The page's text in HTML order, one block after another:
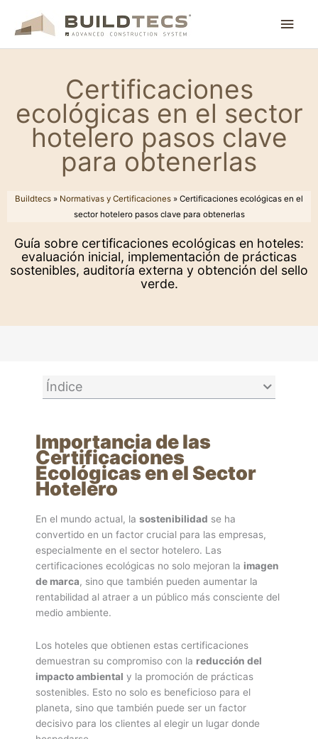
contenido
Certificaciones
ecológicas en el sector
hotelero pasos clave
para obtenerlas
Buildtecs » Normativas y Certificaciones » Certificaciones ecológicas en el
sector hotelero pasos clave para obtenerlas
Guía sobre certificaciones ecológicas en hoteles:
evaluación inicial, implementación de prácticas
sostenibles, auditoría externa y obtención del sello
verde.
Índice
Importancia de las
Certificaciones
Ecológicas en el Sector
Hotelero
En el mundo actual, la sostenibilidad se ha
convertido en un factor crucial para las empresas,
especialmente en el sector hotelero. Las
certificaciones ecológicas no solo mejoran la imagen
de marca, sino que también pueden aumentar la
rentabilidad al atraer a un público más consciente del
medio ambiente.
Los hoteles que obtienen estas certificaciones
demuestran su compromiso con la reducción del
impacto ambiental y la promoción de prácticas
sostenibles. Esto no solo es beneficioso para el
planeta, sino que también puede ser un factor
decisivo para los clientes al elegir un lugar donde